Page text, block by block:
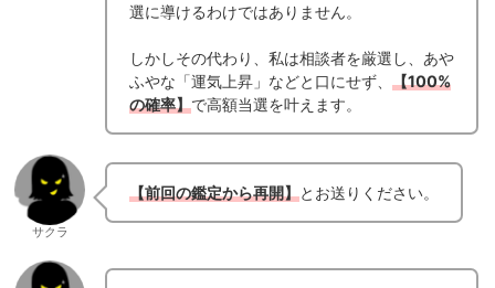
選に導けるわけではありません。
しかしその代わり、私は相談者を厳選し、あや
ふやな「運気上昇」などと口にせず、 【100%
の確率】で高額当選を叶えます。
サクラ
【前回の鑑定から再開】とお送りください。